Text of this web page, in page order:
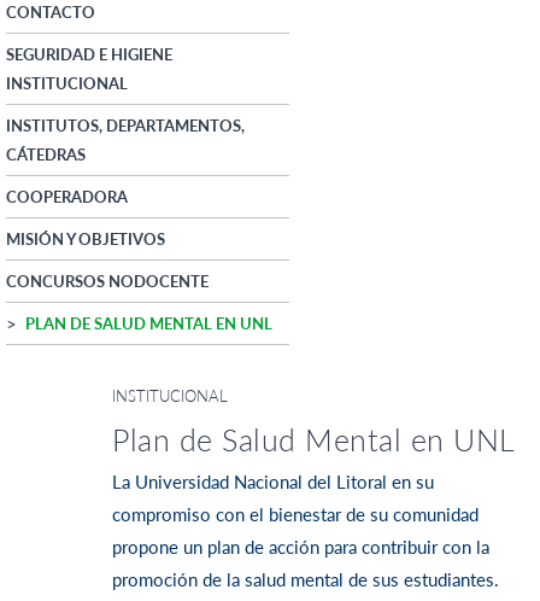
CONTACTO
SEGURIDAD E HIGIENE
INSTITUCIONAL
INSTITUTOS, DEPARTAMENTOS,
CÁTEDRAS
COOPERADORA
MISIÓN Y OBJETIVOS
CONCURSOS NODOCENTE
PLAN DE SALUD MENTAL EN UNL
INSTITUCIONAL
Plan de Salud Mental en UNL
La Universidad Nacional del Litoral en su
compromiso con el bienestar de su comunidad
propone un plan de acción para contribuir con la
promoción de la salud mental de sus estudiantes.